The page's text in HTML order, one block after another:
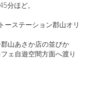
分ほど。
ーステーション郡山オリ
山あさか店の並びか
ェ自遊空間方面へ渡り